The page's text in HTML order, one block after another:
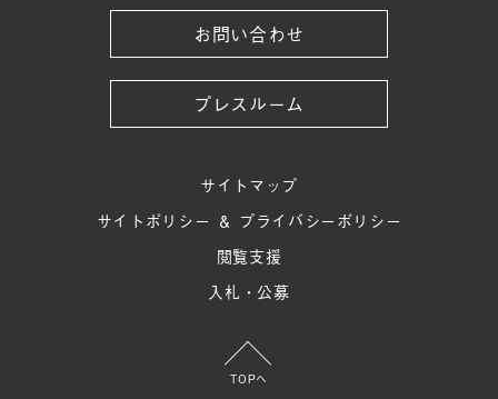
お問い合わせ
プレスルーム
サイトマップ
サイトポリシー ＆ プライバシーポリシー
閲覧支援
入札・公募
TOPへ